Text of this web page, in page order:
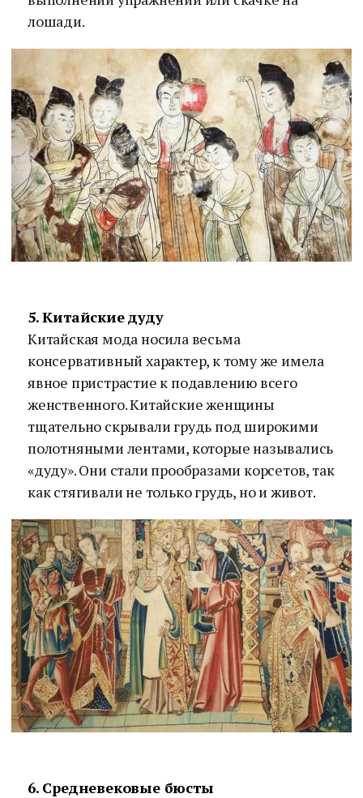
лошади.
5. Китайские дуду
Китайская мода носила весьма
консервативный характер, к тому же имела
явное пристрастие к подавлению всего
женственного. Китайские женщины
тщательно скрывали грудь под широкими
полотняными лентами, которые назывались
«дуду». Они стали прообразами корсетов, так
как стягивали не только грудь, но и живот.
6. Средневековые бюсты